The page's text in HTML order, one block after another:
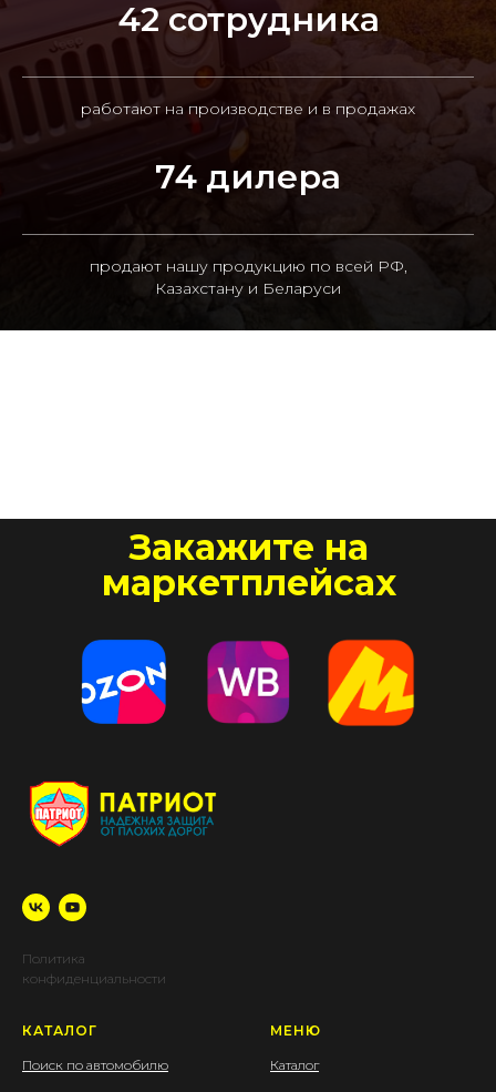
42 сотрудника
работают на производстве и в продажах
74 дилера
продают нашу продукцию по всей РФ,
Казахстану и Беларуси
Закажите на
маркетплейсах
Политика
конфиденциальности
КАТАЛОГ
Поиск по автомобилю
МЕНЮ
Каталог